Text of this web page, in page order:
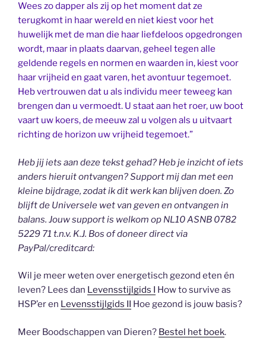
Wees zo dapper als zij op het moment dat ze
terugkomt in haar wereld en niet kiest voor het
huwelijk met de man die haar liefdeloos opgedrongen
wordt, maar in plaats daarvan, geheel tegen alle
geldende regels en normen en waarden in, kiest voor
haar vrijheid en gaat varen, het avontuur tegemoet.
Heb vertrouwen dat u als individu meer teweeg kan
brengen dan u vermoedt. U staat aan het roer, uw boot
vaart uw koers, de meeuw zal u volgen als u uitvaart
richting de horizon uw vrijheid tegemoet.”
Heb jij iets aan deze tekst gehad? Heb je inzicht of iets
anders hieruit ontvangen? Support mij dan met een
kleine bijdrage, zodat ik dit werk kan blijven doen. Zo
blijft de Universele wet van geven en ontvangen in
balans. Jouw support is welkom op NL10 ASNB 0782
5229 71 t.n.v. K.J. Bos of doneer direct via
PayPal/creditcard:
Wil je meer weten over energetisch gezond eten én
leven? Lees dan Levensstijlgids I
How to survive as
HSP’er en Levensstijlgids II Hoe gezond is jouw basis?
Meer Boodschappen van Dieren? Bestel het boek.